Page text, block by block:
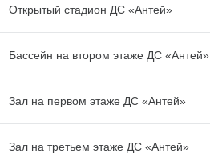
Открытый стадион ДС «Антей»
Бассейн на втором этаже ДС «Антей»
Зал на первом этаже ДС «Антей»
Зал на третьем этаже ДС «Антей»